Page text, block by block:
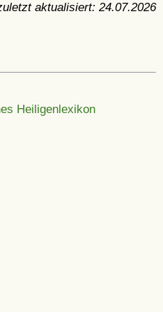
aktualisiert: 24.07.2026
Heiligenlexikon